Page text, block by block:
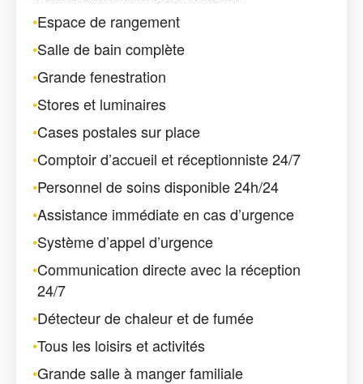
•Espace de rangement
•Salle de bain complète
•Grande fenestration
•Stores et luminaires
•Cases postales sur place
•Comptoir d’accueil et réceptionniste 24/7
•Personnel de soins disponible 24h/24
•Assistance immédiate en cas d’urgence
•Système d’appel d’urgence
•Communication directe avec la réception
24/7
•Détecteur de chaleur et de fumée
•Tous les loisirs et activités
•Grande salle à manger familiale